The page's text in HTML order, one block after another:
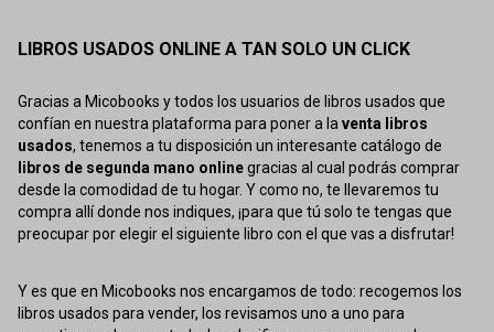
LIBROS USADOS ONLINE A TAN SOLO UN CLICK
Gracias a Micobooks y todos los usuarios de libros usados que
confían en nuestra plataforma para poner a laventa libros
usados, tenemos a tu disposición un interesante catálogo de
libros de segunda mano onlinegracias al cual podrás comprar
desde la comodidad de tu hogar. Y como no, te llevaremos tu
compra allí donde nos indiques, ¡para que tú solo te tengas que
preocupar por elegir el siguiente libro con el que vas a disfrutar!
Y es que en Micobooks nos encargamos de todo: recogemos los
libros usados para vender, los revisamos uno a uno para